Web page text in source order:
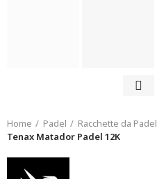
Home Padel Racchette da Padel
Tenax Matador Padel 12K